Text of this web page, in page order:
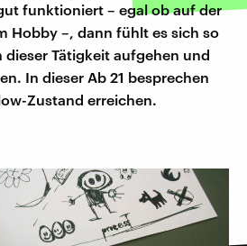
funktioniert – egal ob auf der
Hobby –, dann fühlt es sich so
dieser Tätigkeit aufgehen und
In dieser Ab 21 besprechen
Zustand erreichen.